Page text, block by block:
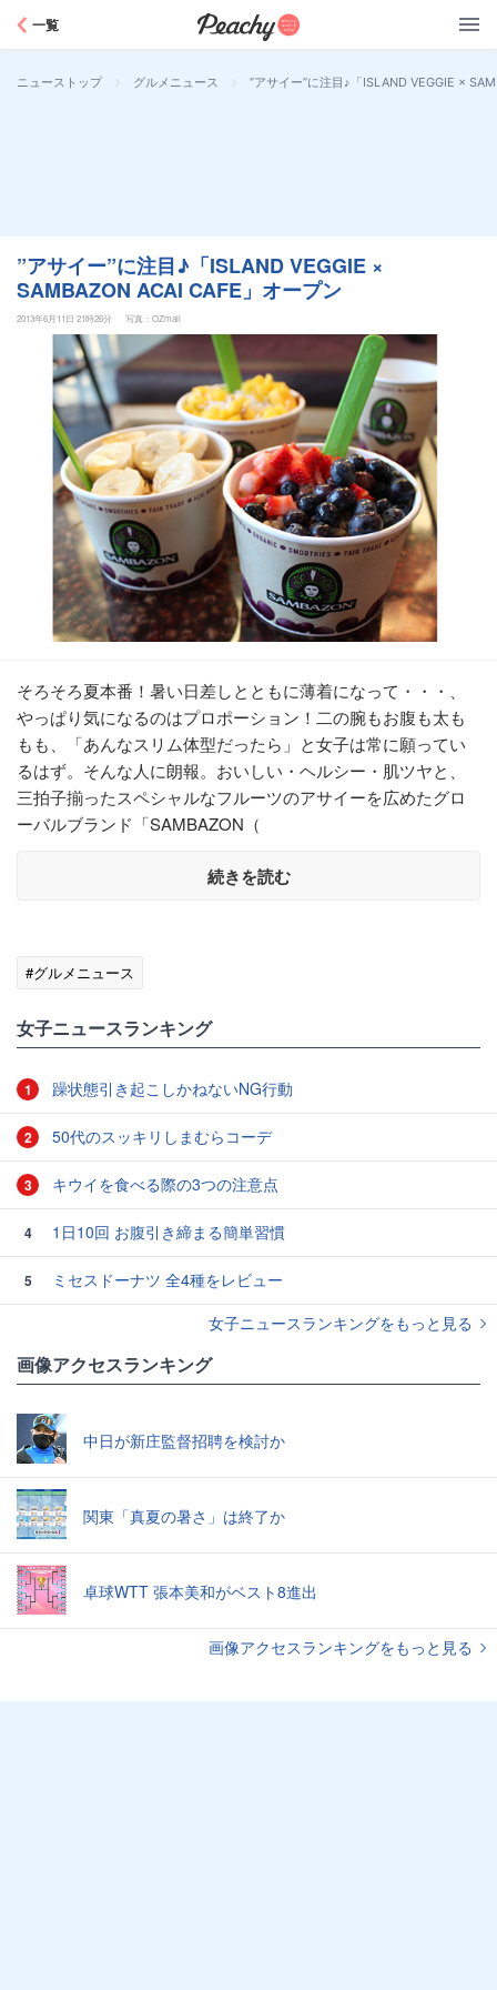
一覧
ニューストップ > グルメニュース > ”アサイー”に注目♪「ISLAND VEGGIE ×
”アサイー”に注目♪「ISLAND VEGGIE ×
SAMBAZON ACAI CAFE」オープン
2013年6月11日 21時26分 写真：OZmall
そろそろ夏本番！暑い日差しとともに薄着になって・・・、
やっぱり気になるのはプロポーション！二の腕もお腹も太も
もも、「あんなスリム体型だったら」と女子は常に願ってい
るはず。そんな人に朗報。おいしい・ヘルシー・肌ツヤと、
三拍子揃ったスペシャルなフルーツのアサイーを広めたグロ
ーバルブランド「SAMBAZON（
続きを読む
#グルメニュース
女子ニュースランキング
1 躁状態引き起こしかねないNG行動
2 50代のスッキリしまむらコーデ
3 キウイを食べる際の3つの注意点
4 1日10回 お腹引き締まる簡単習慣
5
ミセスドーナツ 全4種をレビュー
女子ニュースランキングをもっと見る
画像アクセスランキング
中日が新庄監督招聘を検討か
関東「真夏の暑さ」は終了か
卓球WTT 張本美和がベスト8進出
画像アクセスランキングをもっと見る